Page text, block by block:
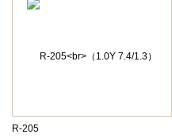
R-205